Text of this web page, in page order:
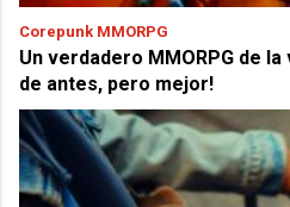
Corepunk MMORPG
Un verdadero MMORPG de
de antes, pero mejor!